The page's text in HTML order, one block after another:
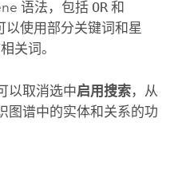
语法，包括 OR和
使用部分关键词和星
关词。
以取消选中启用搜索，从
图谱中的实体和关系的功